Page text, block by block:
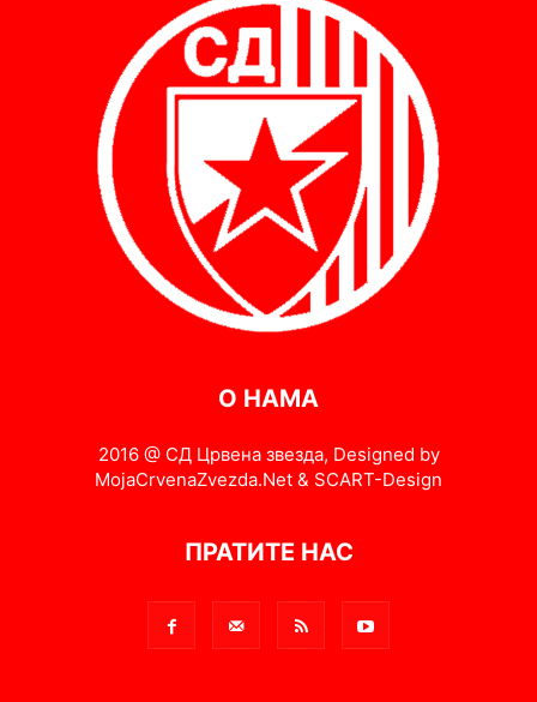
О НАМА
2016 @ СД Црвена звезда, Designed by
MojaCrvenaZvezda.Net & SCART-Design
ПРАТИТЕ НАС